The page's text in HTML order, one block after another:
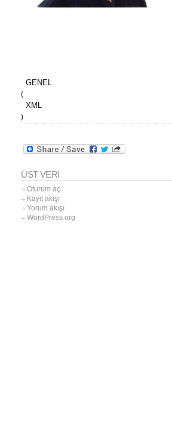
GENEL
(
XML
)
ÜST VERI
Oturum aç
Kayıt akışı
Yorum akışı
WordPress.org